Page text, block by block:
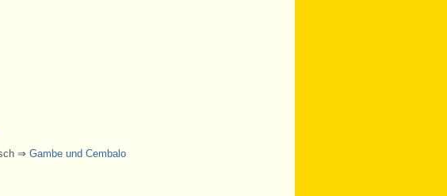
⇒ Gambe und Cembalo